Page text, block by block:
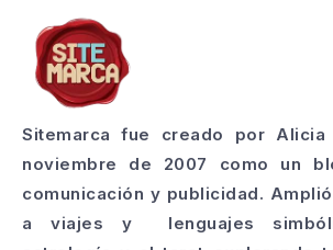
Sitemarca fue creado por
noviembre de 2007 como un
comunicación y publicidad.
a viajes y lenguajes